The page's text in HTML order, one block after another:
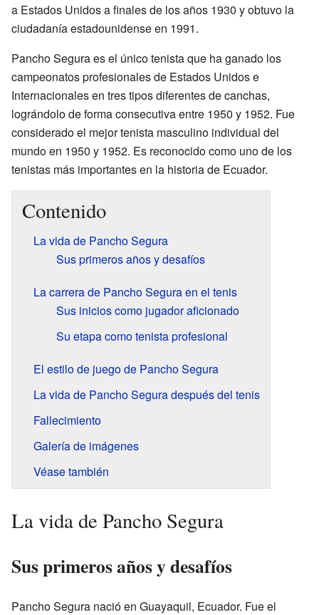
a Estados Unidos a finales de los años 1930 y obtuvo la
ciudadanía estadounidense en 1991.
Pancho Segura es el único tenista que ha ganado los
campeonatos profesionales de Estados Unidos e
Internacionales en tres tipos diferentes de canchas,
lográndolo de forma consecutiva entre 1950 y 1952. Fue
considerado el mejor tenista masculino individual del
mundo en 1950 y 1952. Es reconocido como uno de los
tenistas más importantes en la historia de Ecuador.
Contenido
La vida de Pancho Segura
Sus primeros años y desafíos
La carrera de Pancho Segura en el tenis
Sus inicios como jugador aficionado
Su etapa como tenista profesional
El estilo de juego de Pancho Segura
La vida de Pancho Segura después del tenis
Fallecimiento
Galería de imágenes
Véase también
La vida de Pancho Segura
Sus primeros años y desafíos
Pancho Segura nació en Guayaquil, Ecuador. Fue el